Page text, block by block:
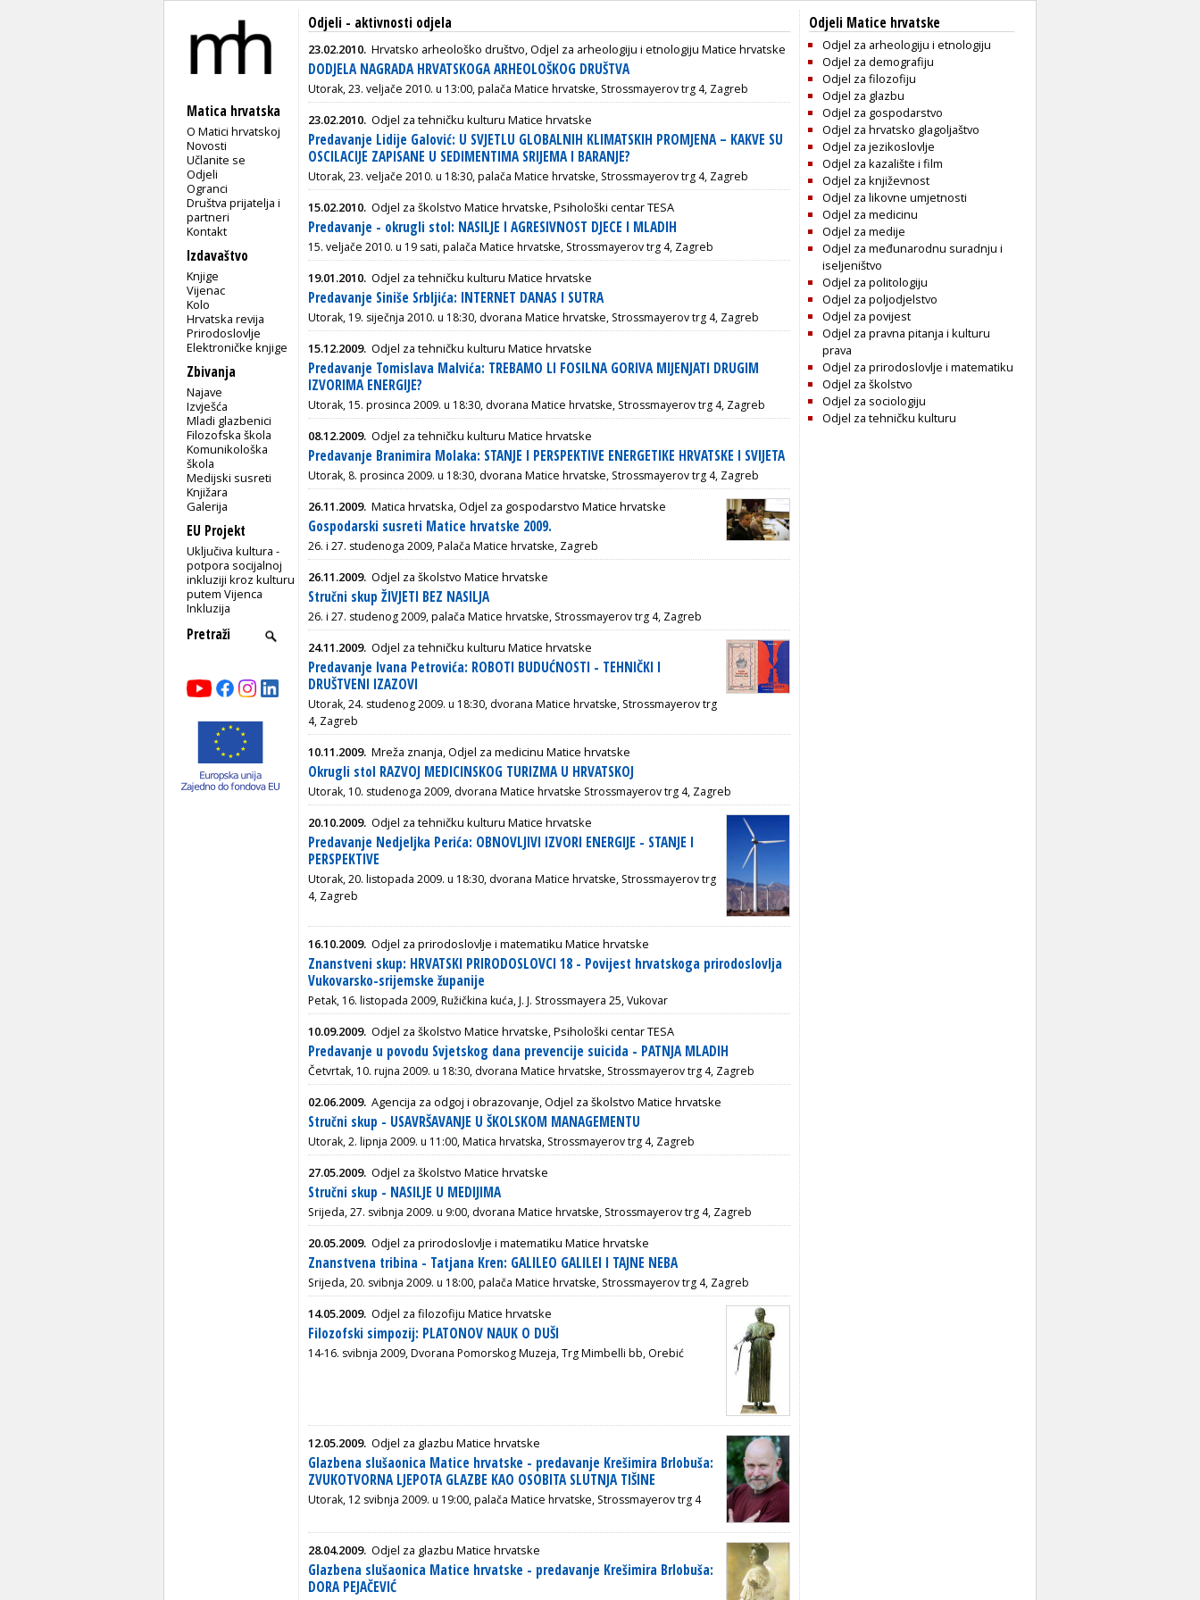
Matica hrvatska
O Matici hrvatskoj
Novosti
Učlanite se
Odjeli
Ogranci
Društva prijatelja i
partneri
Kontakt
Izdavaštvo
Knjige
Vijenac
Kolo
Hrvatska revija
Prirodoslovlje
Elektroničke knjige
Zbivanja
Najave
Izvješća
Mladi glazbenici
Filozofska škola
Komunikološka
škola
Medijski susreti
Knjižara
Galerija
EU Projekt
Uključiva kultura -
potpora socijalnoj
inkluziji kroz kulturu
putem Vijenca
Inkluzija
Odjeli - aktivnosti odjela
23.02.2010. Hrvatsko arheološko društvo, Odjel za arheologiju i etnologiju Matice hrvatske
DODJELA NAGRADA HRVATSKOGA ARHEOLOŠKOG DRUŠTVA
Utorak, 23. veljače 2010. u 13:00, palača Matice hrvatske, Strossmayerov trg 4, Zagreb
23.02.2010. Odjel za tehničku kulturu Matice hrvatske
Predavanje Lidije Galović: U SVJETLU GLOBALNIH KLIMATSKIH PROMJENA – KAKVE SU
OSCILACIJE ZAPISANE U SEDIMENTIMA SRIJEMA I BARANJE?
Utorak, 23. veljače 2010. u 18:30, palača Matice hrvatske, Strossmayerov trg 4, Zagreb
15.02.2010. Odjel za školstvo Matice hrvatske, Psihološki centar TESA
Predavanje - okrugli stol: NASILJE I AGRESIVNOST DJECE I MLADIH
15. veljače 2010. u 19 sati, palača Matice hrvatske, Strossmayerov trg 4, Zagreb
19.01.2010. Odjel za tehničku kulturu Matice hrvatske
Predavanje Siniše Srbljića: INTERNET DANAS I SUTRA
Utorak, 19. siječnja 2010. u 18:30, dvorana Matice hrvatske, Strossmayerov trg 4, Zagreb
15.12.2009. Odjel za tehničku kulturu Matice hrvatske
Predavanje Tomislava Malvića: TREBAMO LI FOSILNA GORIVA MIJENJATI DRUGIM
IZVORIMA ENERGIJE?
Utorak, 15. prosinca 2009. u 18:30, dvorana Matice hrvatske, Strossmayerov trg 4, Zagreb
08.12.2009. Odjel za tehničku kulturu Matice hrvatske
Predavanje Branimira Molaka: STANJE I PERSPEKTIVE ENERGETIKE HRVATSKE I SVIJETA
Utorak, 8. prosinca 2009. u 18:30, dvorana Matice hrvatske, Strossmayerov trg 4, Zagreb
26.11.2009. Matica hrvatska, Odjel za gospodarstvo Matice hrvatske
Gospodarski susreti Matice hrvatske 2009.
26. i 27. studenoga 2009, Palača Matice hrvatske, Zagreb
26.11.2009. Odjel za školstvo Matice hrvatske
Stručni skup ŽIVJETI BEZ NASILJA
26. i 27. studenog 2009, palača Matice hrvatske, Strossmayerov trg 4, Zagreb
24.11.2009. Odjel za tehničku kulturu Matice hrvatske
Predavanje Ivana Petrovića: ROBOTI BUDUĆNOSTI - TEHNIČKI I
DRUŠTVENI IZAZOVI
Utorak, 24. studenog 2009. u 18:30, dvorana Matice hrvatske, Strossmayerov trg
4, Zagreb
10.11.2009. Mreža znanja, Odjel za medicinu Matice hrvatske
Okrugli stol RAZVOJ MEDICINSKOG TURIZMA U HRVATSKOJ
Utorak, 10. studenoga 2009, dvorana Matice hrvatske Strossmayerov trg 4, Zagreb
20.10.2009. Odjel za tehničku kulturu Matice hrvatske
Predavanje Nedjeljka Perića: OBNOVLJIVI IZVORI ENERGIJE - STANJE I
PERSPEKTIVE
Utorak, 20. listopada 2009. u 18:30, dvorana Matice hrvatske, Strossmayerov trg
4, Zagreb
16.10.2009. Odjel za prirodoslovlje i matematiku Matice hrvatske
Znanstveni skup: HRVATSKI PRIRODOSLOVCI 18 - Povijest hrvatskoga prirodoslovlja
Vukovarsko-srijemske županije
Petak, 16. listopada 2009, Ružičkina kuća, J. J. Strossmayera 25, Vukovar
10.09.2009. Odjel za školstvo Matice hrvatske, Psihološki centar TESA
Predavanje u povodu Svjetskog dana prevencije suicida - PATNJA MLADIH
Četvrtak, 10. rujna 2009. u 18:30, dvorana Matice hrvatske, Strossmayerov trg 4, Zagreb
02.06.2009. Agencija za odgoj i obrazovanje, Odjel za školstvo Matice hrvatske
Stručni skup - USAVRŠAVANJE U ŠKOLSKOM MANAGEMENTU
Utorak, 2. lipnja 2009. u 11:00, Matica hrvatska, Strossmayerov trg 4, Zagreb
27.05.2009. Odjel za školstvo Matice hrvatske
Stručni skup - NASILJE U MEDIJIMA
Srijeda, 27. svibnja 2009. u 9:00, dvorana Matice hrvatske, Strossmayerov trg 4, Zagreb
20.05.2009. Odjel za prirodoslovlje i matematiku Matice hrvatske
Znanstvena tribina - Tatjana Kren: GALILEO GALILEI I TAJNE NEBA
Srijeda, 20. svibnja 2009. u 18:00, palača Matice hrvatske, Strossmayerov trg 4, Zagreb
14.05.2009. Odjel za filozofiju Matice hrvatske
Filozofski simpozij: PLATONOV NAUK O DUŠI
14-16. svibnja 2009, Dvorana Pomorskog Muzeja, Trg Mimbelli bb, Orebić
12.05.2009. Odjel za glazbu Matice hrvatske
Glazbena slušaonica Matice hrvatske - predavanje Krešimira Brlobuša:
ZVUKOTVORNA LJEPOTA GLAZBE KAO OSOBITA SLUTNJA TIŠINE
Utorak, 12 svibnja 2009. u 19:00, palača Matice hrvatske, Strossmayerov trg 4
28.04.2009. Odjel za glazbu Matice hrvatske
Glazbena slušaonica Matice hrvatske - predavanje Krešimira Brlobuša:
DORA PEJAČEVIĆ
Odjeli Matice hrvatske
Odjel za arheologiju i etnologiju
Odjel za demografiju
Odjel za filozofiju
Odjel za glazbu
Odjel za gospodarstvo
Odjel za hrvatsko glagoljaštvo
Odjel za jezikoslovlje
Odjel za kazalište i film
Odjel za književnost
Odjel za likovne umjetnosti
Odjel za medicinu
Odjel za medije
Odjel za međunarodnu suradnju i
iseljeništvo
Odjel za politologiju
Odjel za poljodjelstvo
Odjel za povijest
Odjel za pravna pitanja i kulturu
prava
Odjel za prirodoslovlje i matematiku
Odjel za školstvo
Odjel za sociologiju
Odjel za tehničku kulturu